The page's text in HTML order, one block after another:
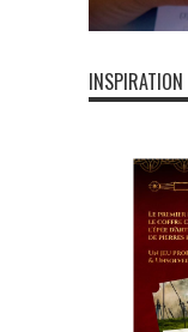
INSPIRATION